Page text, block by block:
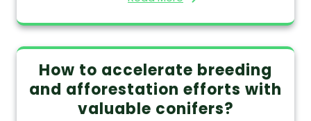
How to accelerate breeding
and afforestation efforts with
valuable conifers?